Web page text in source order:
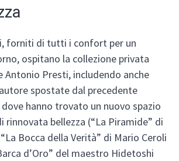
forniti di tutti i confort per un
ospitano la collezione privata
Antonio Presti, includendo anche
spostate dal precedente
hanno trovato un nuovo spazio
rinnovata bellezza (“La Piramide” di
Bocca della Verità” di Mario Ceroli
d’Oro” del maestro Hidetoshi